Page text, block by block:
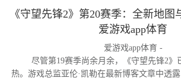
《守望先锋2》第20赛季：全新地
爱游戏app体育
爱游戏app体育 -
尽管第19赛季尚余月余，《守望先锋2》
热。游戏总监亚伦·凯勒在最新博客文章中透露